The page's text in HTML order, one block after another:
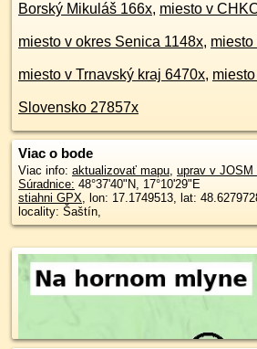
Borský Mikuláš 166x, miesto v
miesto v okres Senica 1148x,
miesto v Trnavský kraj 6470x,
Slovensko 27857x
Viac o bode
Viac info: aktualizovať mapu, uprav v JOSM
Súradnice: 48°37'40"N, 17°10'29"E
stiahni GPX, lon: 17.1749513, lat:
locality: Šaštín,